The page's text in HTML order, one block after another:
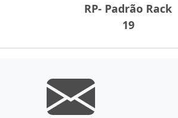
RP- Padrão Rack
19